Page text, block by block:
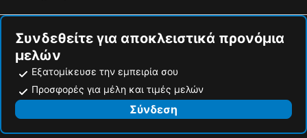
Συνδεθείτε για αποκλειστικά προνόμια
μελών
Εξατομίκευσε την εμπειρία σου
Προσφορές για μέλη και τιμές μελών
Σύνδεση